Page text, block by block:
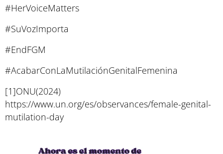
#HerVoiceMatters
#SuVozImporta
#EndFGM
#AcabarConLaMutilaciónGenitalFemenina
[1]ONU(2024)
https://www.un.org/es/observances/female-genital-
mutilation-day